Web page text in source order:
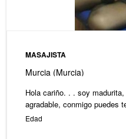
MASAJISTA
Murcia (Murcia)
Hola cariño. . . soy
agradable, conmigo puedes
Edad